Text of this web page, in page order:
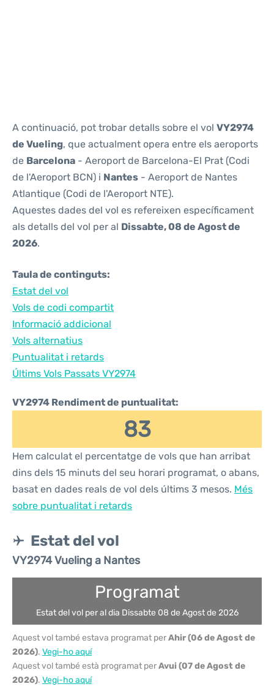
A continuació, pot trobar detalls sobre el vol VY2974
de Vueling, que actualment opera entre els aeroports
de Barcelona - Aeroport de Barcelona-El Prat (Codi
de l'Aeroport BCN) i Nantes - Aeroport de Nantes
Atlantique (Codi de l'Aeroport NTE).
Aquestes dades del vol es refereixen específicament
als detalls del vol per al Dissabte, 08 de Agost de
2026.
Taula de continguts:
Estat del vol
Vols de codi compartit
Informació addicional
Vols alternatius
Puntualitat i retards
Últims Vols Passats VY2974
VY2974 Rendiment de puntualitat:
83
Hem calculat el percentatge de vols que han arribat
dins dels 15 minuts del seu horari programat, o abans,
basat en dades reals de vol dels últims 3 mesos. Més
sobre puntualitat i retards
Estat del vol
VY2974 Vueling a Nantes
Programat
Estat del vol per al dia Dissabte 08 de Agost de 2026
Aquest vol també estava programat perAhir (06 de Agost de
2026). Vegi-ho aquí
Aquest vol també està programat perAvui (07 de Agost de
2026). Vegi-ho aquí